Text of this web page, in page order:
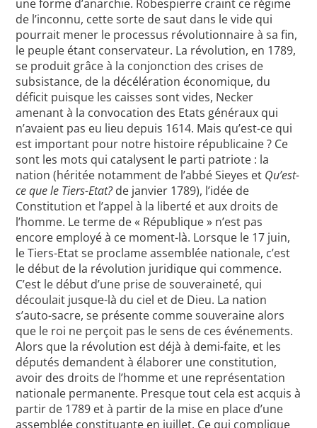
une forme d’anarchie. Robespierre craint ce régime
de l’inconnu, cette sorte de saut dans le vide qui
pourrait mener le processus révolutionnaire à sa fin,
le peuple étant conservateur. La révolution, en 1789,
se produit grâce à la conjonction des crises de
subsistance, de la décélération économique, du
déficit puisque les caisses sont vides, Necker
amenant à la convocation des Etats généraux qui
n’avaient pas eu lieu depuis 1614. Mais qu’est-ce qui
est important pour notre histoire républicaine ? Ce
sont les mots qui catalysent le parti patriote : la
nation (héritée notamment de l’abbé Sieyes et Qu’est-
ce que le Tiers-Etat?de janvier 1789), l’idée de
Constitution et l’appel à la liberté et aux droits de
l’homme. Le terme de « République » n’est pas
encore employé à ce moment-là. Lorsque le 17 juin,
le Tiers-Etat se proclame assemblée nationale, c’est
le début de la révolution juridique qui commence.
C’est le début d’une prise de souveraineté, qui
découlait jusque-là du ciel et de Dieu. La nation
s’auto-sacre, se présente comme souveraine alors
que le roi ne perçoit pas le sens de ces événements.
Alors que la révolution est déjà à demi-faite, et les
députés demandent à élaborer une constitution,
avoir des droits de l’homme et une représentation
nationale permanente. Presque tout cela est acquis à
partir de 1789 et à partir de la mise en place d’une
assemblée constituante en juillet. Ce qui complique